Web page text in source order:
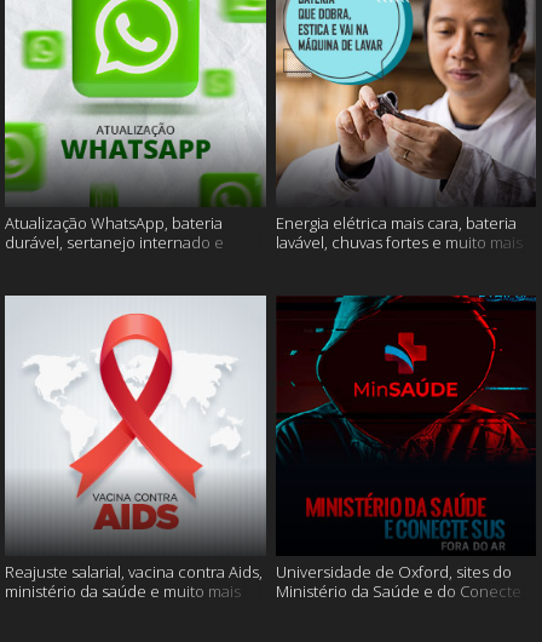
Atualização WhatsApp, bateria
durável, sertanejo internado e
Energia elétrica mais cara, bateria
lavável, chuvas fortes e muito mais
Reajuste salarial, vacina contra Aids,
ministério da saúde e muito mais
Universidade de Oxford, sites do
Ministério da Saúde e do Conecte